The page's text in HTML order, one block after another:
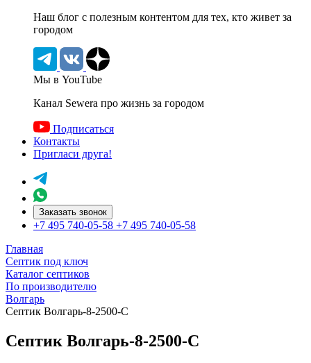
Наш блог c полезным контентом для тех, кто живет за
городом
Мы в YouTube
Канал Sewera про жизнь за городом
Подписаться
Контакты
Пригласи друга!
Заказать звонок
+7 495 740-05-58 +7 495 740-05-58
Главная
Септик под ключ
Каталог септиков
По производителю
Волгарь
Септик Волгарь-8-2500-С
Септик Волгарь-8-2500-С